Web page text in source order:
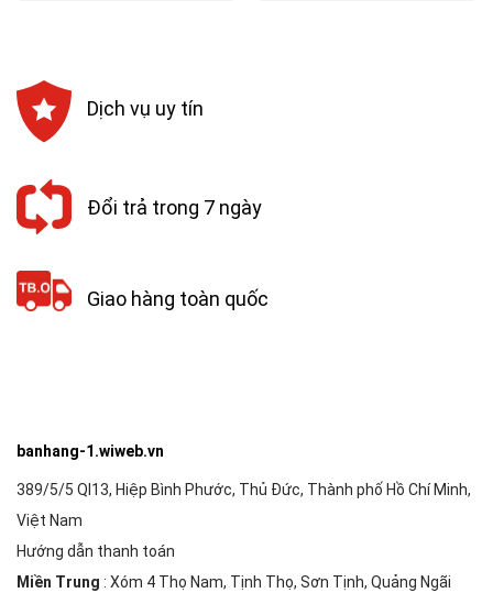
Dịch vụ uy tín
Đổi trả trong 7 ngày
Giao hàng toàn quốc
banhang-1.wiweb.vn
389/5/5 Ql13, Hiệp Bình Phước, Thủ Đức, Thành phố Hồ Chí Minh,
Việt Nam
Hướng dẫn thanh toán
Miền Trung : Xóm 4 Thọ Nam, Tịnh Thọ, Sơn Tịnh, Quảng Ngãi